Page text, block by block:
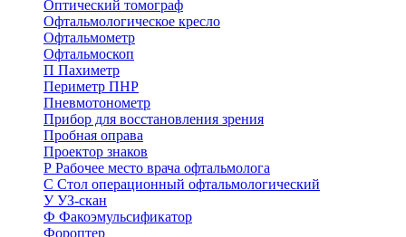
Оптический томограф
Офтальмологическое кресло
Офтальмометр
Офтальмоскоп
П Пахиметр
Периметр ПНР
Пневмотонометр
Прибор для восстановления зрения
Пробная оправа
Проектор знаков
Р Рабочее место врача офтальмолога
С Стол операционный офтальмологический
УУЗ-скан
Ф Факоэмульсификатор
Фороптер